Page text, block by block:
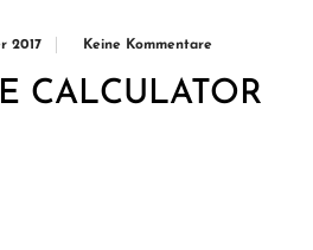
2017 Keine Kommentare
CALCULATOR